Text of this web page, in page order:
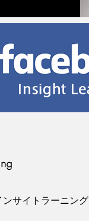
サイトラーニング